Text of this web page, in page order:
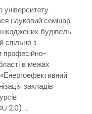
науковий семінар
будівель
спільно з
в межах
закладів
2.0) ...